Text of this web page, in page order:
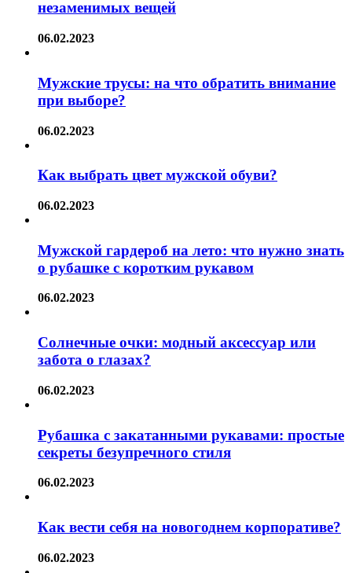
незаменимых вещей
06.02.2023
Мужские трусы: на что обратить внимание
при выборе?
06.02.2023
Как выбрать цвет мужской обуви?
06.02.2023
Мужской гардероб на лето: что нужно знать
о рубашке с коротким рукавом
06.02.2023
Солнечные очки: модный аксессуар или
забота о глазах?
06.02.2023
Рубашка с закатанными рукавами: простые
секреты безупречного стиля
06.02.2023
Как вести себя на новогоднем корпоративе?
06.02.2023